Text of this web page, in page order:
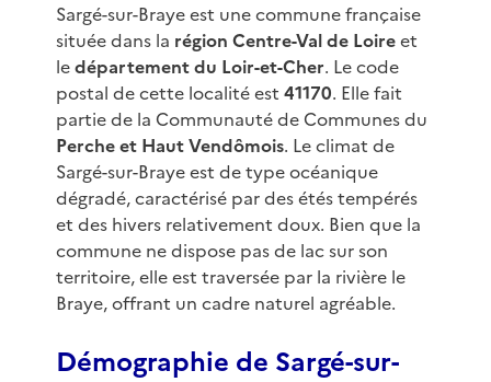
Sargé-sur-Braye est une commune française
située dans la région Centre-Val de Loireet
ledépartement du Loir-et-Cher. Le code
postal de cette localité est 41170. Elle fait
partie de la Communauté de Communes du
Perche et Haut Vendômois. Le climat de
Sargé-sur-Braye est de type océanique
dégradé, caractérisé par des étés tempérés
et des hivers relativement doux. Bien que la
commune ne dispose pas de lac sur son
territoire, elle est traversée par la rivière le
Braye, offrant un cadre naturel agréable.
Démographie de Sargé-sur-